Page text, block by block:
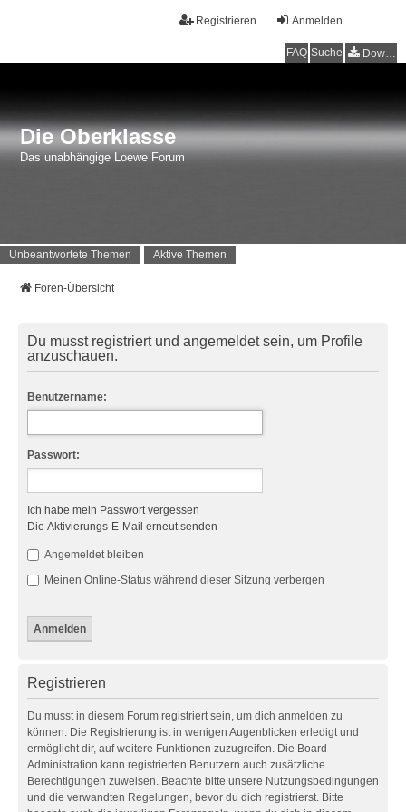
Anmelden
Registrieren
FAQ Suche Downloads
Die Oberklasse
Das unabhängige Loewe Forum
Unbeantwortete Themen Aktive Themen
Foren-Übersicht
Du musst registriert und angemeldet sein, um Profile
anzuschauen.
Benutzername:
Passwort:
Ich habe mein Passwort vergessen
Die Aktivierungs-E-Mail erneut senden
Angemeldet bleiben
Meinen Online-Status während dieser Sitzung verbergen
Registrieren
Du musst in diesem Forum registriert sein, um dich anmelden zu
können. Die Registrierung ist in wenigen Augenblicken erledigt und
ermöglicht dir, auf weitere Funktionen zuzugreifen. Die Board-
Administration kann registrierten Benutzern auch zusätzliche
Berechtigungen zuweisen. Beachte bitte unsere Nutzungsbedingungen
und die verwandten Regelungen, bevor du dich registrierst. Bitte